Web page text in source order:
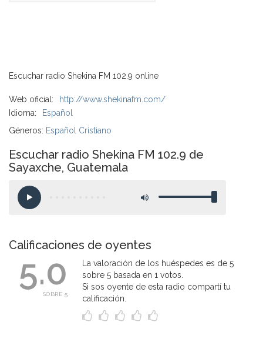
Escuchar radio Shekina FM 102.9 online
Web oficial:
http://www.shekinafm.com/
Idioma:
Español
Géneros: Español Cristiano
Escuchar radio Shekina FM 102.9 de
Sayaxche, Guatemala
Calificaciones de oyentes
5.0
SOBRE 5
La valoración de los huéspedes es de 5
sobre 5 basada en 1 votos.
Si sos oyente de esta radio compartí tu
calificación.